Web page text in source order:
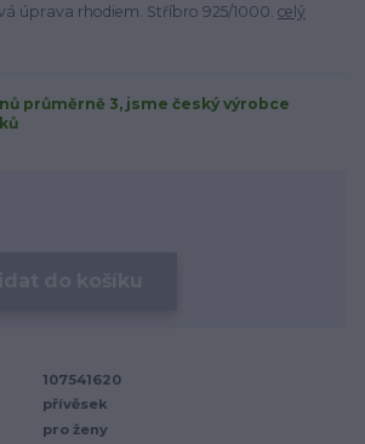
úprava rhodiem. Stříbro 925/1000. celý
průměrně 3, jsme český výrobce
107541620
přívěsek
pro ženy